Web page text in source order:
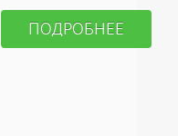
ПОДРОБНЕЕ